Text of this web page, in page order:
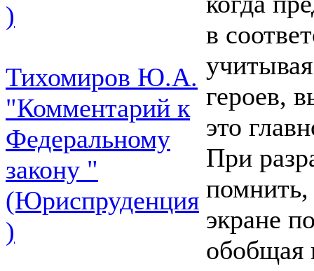
)
Тихомиров Ю.А.
"Комментарий к
Федеральному
закону "
(Юриспруденция
)
в
героев,
это
При
помнить,
экране
обобщая